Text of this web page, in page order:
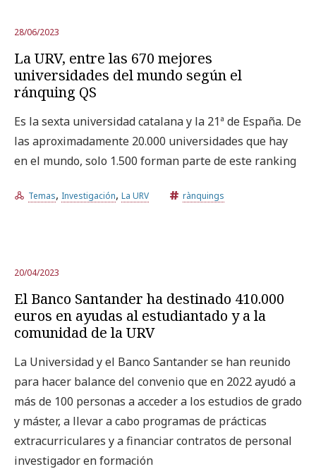
28/06/2023
La URV, entre las 670 mejores
universidades del mundo según el
ránquing QS
Es la sexta universidad catalana y la 21ª de España. De
las aproximadamente 20.000 universidades que hay
en el mundo, solo 1.500 forman parte de este ranking
Temas, Investigación, La URV rànquings
20/04/2023
El Banco Santander ha destinado 410.000
euros en ayudas al estudiantado y a la
comunidad de la URV
La Universidad y el Banco Santander se han reunido
para hacer balance del convenio que en 2022 ayudó a
más de 100 personas a acceder a los estudios de grado
y máster, a llevar a cabo programas de prácticas
extracurriculares y a financiar contratos de personal
investigador en formación